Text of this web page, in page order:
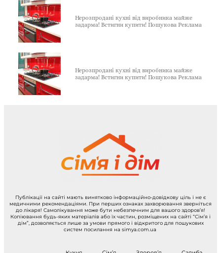
Нерозпродані кухні від виробника майже
задарма! Встигни купити! Пошукова Реклама
Нерозпродані кухні від виробника майже
задарма! Встигни купити! Пошукова Реклама
Публікації на сайті мають винятково інформаційно-довідкову ціль і не є
медичними рекомендаціями. При перших ознаках захворювання зверніться
до лікаря! Самолікування може бути небезпечним для вашого здоров’я!
Копіювання будь-яких матеріалів або їх частин, розміщених на сайті “Сім’я і
дім”, дозволяється лише за умови прямого і відкритого для пошукових
систем посилання на simya.com.ua